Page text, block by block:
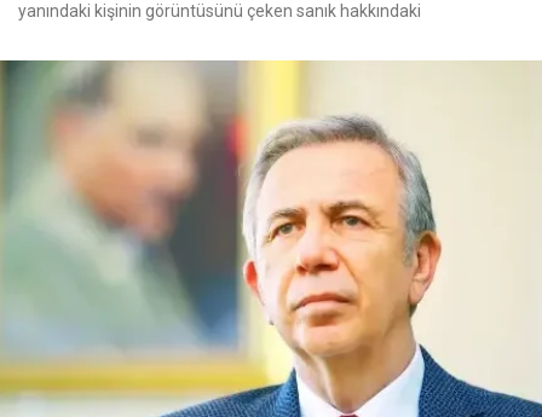
yanındaki kişinin görüntüsünü çeken sanık hakkındaki